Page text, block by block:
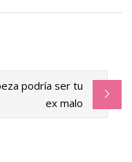
podría ser tu
ex malo